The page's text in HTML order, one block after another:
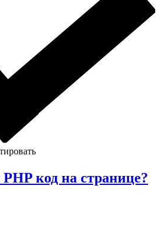
код на странице?